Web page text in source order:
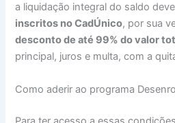
a liquidação integral do saldo
inscritos no CadÚnico, por sua
desconto de até 99% do valor
principal, juros e multa, com a
Como aderir ao programa